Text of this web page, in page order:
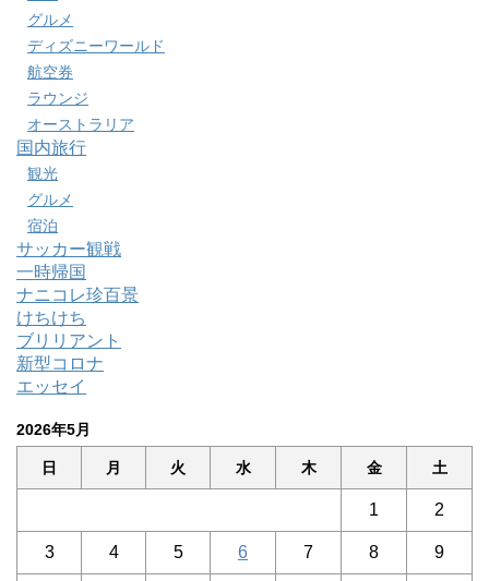
グルメ
ディズニーワールド
航空券
ラウンジ
オーストラリア
国内旅行
観光
グルメ
宿泊
サッカー観戦
一時帰国
ナニコレ珍百景
けちけち
ブリリアント
新型コロナ
エッセイ
2026年5月
日 月 火 水 木 金 土
1 2
3 4 5 6 7 8 9